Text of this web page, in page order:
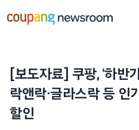
건너뛰기
[보도자료] 쿠팡, ‘하반
락앤락·글라스락 등
할인